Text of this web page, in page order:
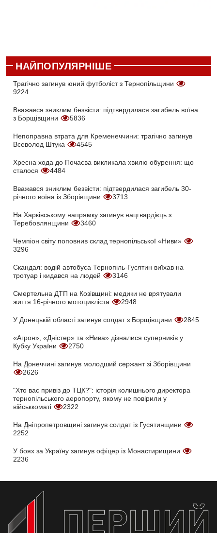
НАЙПОПУЛЯРНІШЕ
Трагічно загинув юний футболіст з Тернопільщини
9224
Вважався зниклим безвісти: підтвердилася загибель воїна
з Борщівщини
5836
Непоправна втрата для Кременеччини: трагічно загинув
Всеволод Штука
4545
Хресна хода до Почаєва викликала хвилю обурення: що
сталося
4484
Вважався зниклим безвісти: підтвердилася загибель 30-
річного воїна із Зборівщини
3713
На Харківському напрямку загинув нацгвардієць з
Теребовлянщини
3460
Чемпіон світу поповнив склад тернопільської «Ниви»
3296
Скандал: водій автобуса Тернопіль-Гусятин виїхав на
тротуар і кидався на людей
3146
Смертельна ДТП на Козівщині: медики не врятували
життя 16-річного мотоцикліста
2948
У Донецькій області загинув солдат з Борщівщини 2845
«Агрон», «Дністер» та «Нива» дізналися суперників у
Кубку України
2750
На Донеччині загинув молодший сержант зі Зборівщини
2626
"Хто вас привіз до ТЦК?": історія колишнього директора
тернопільського аеропорту, якому не повірили у
військкоматі
2322
На Дніпропетровщині загинув солдат із Гусятинщини
2252
У боях за Україну загинув офіцер із Монастирищини
2236